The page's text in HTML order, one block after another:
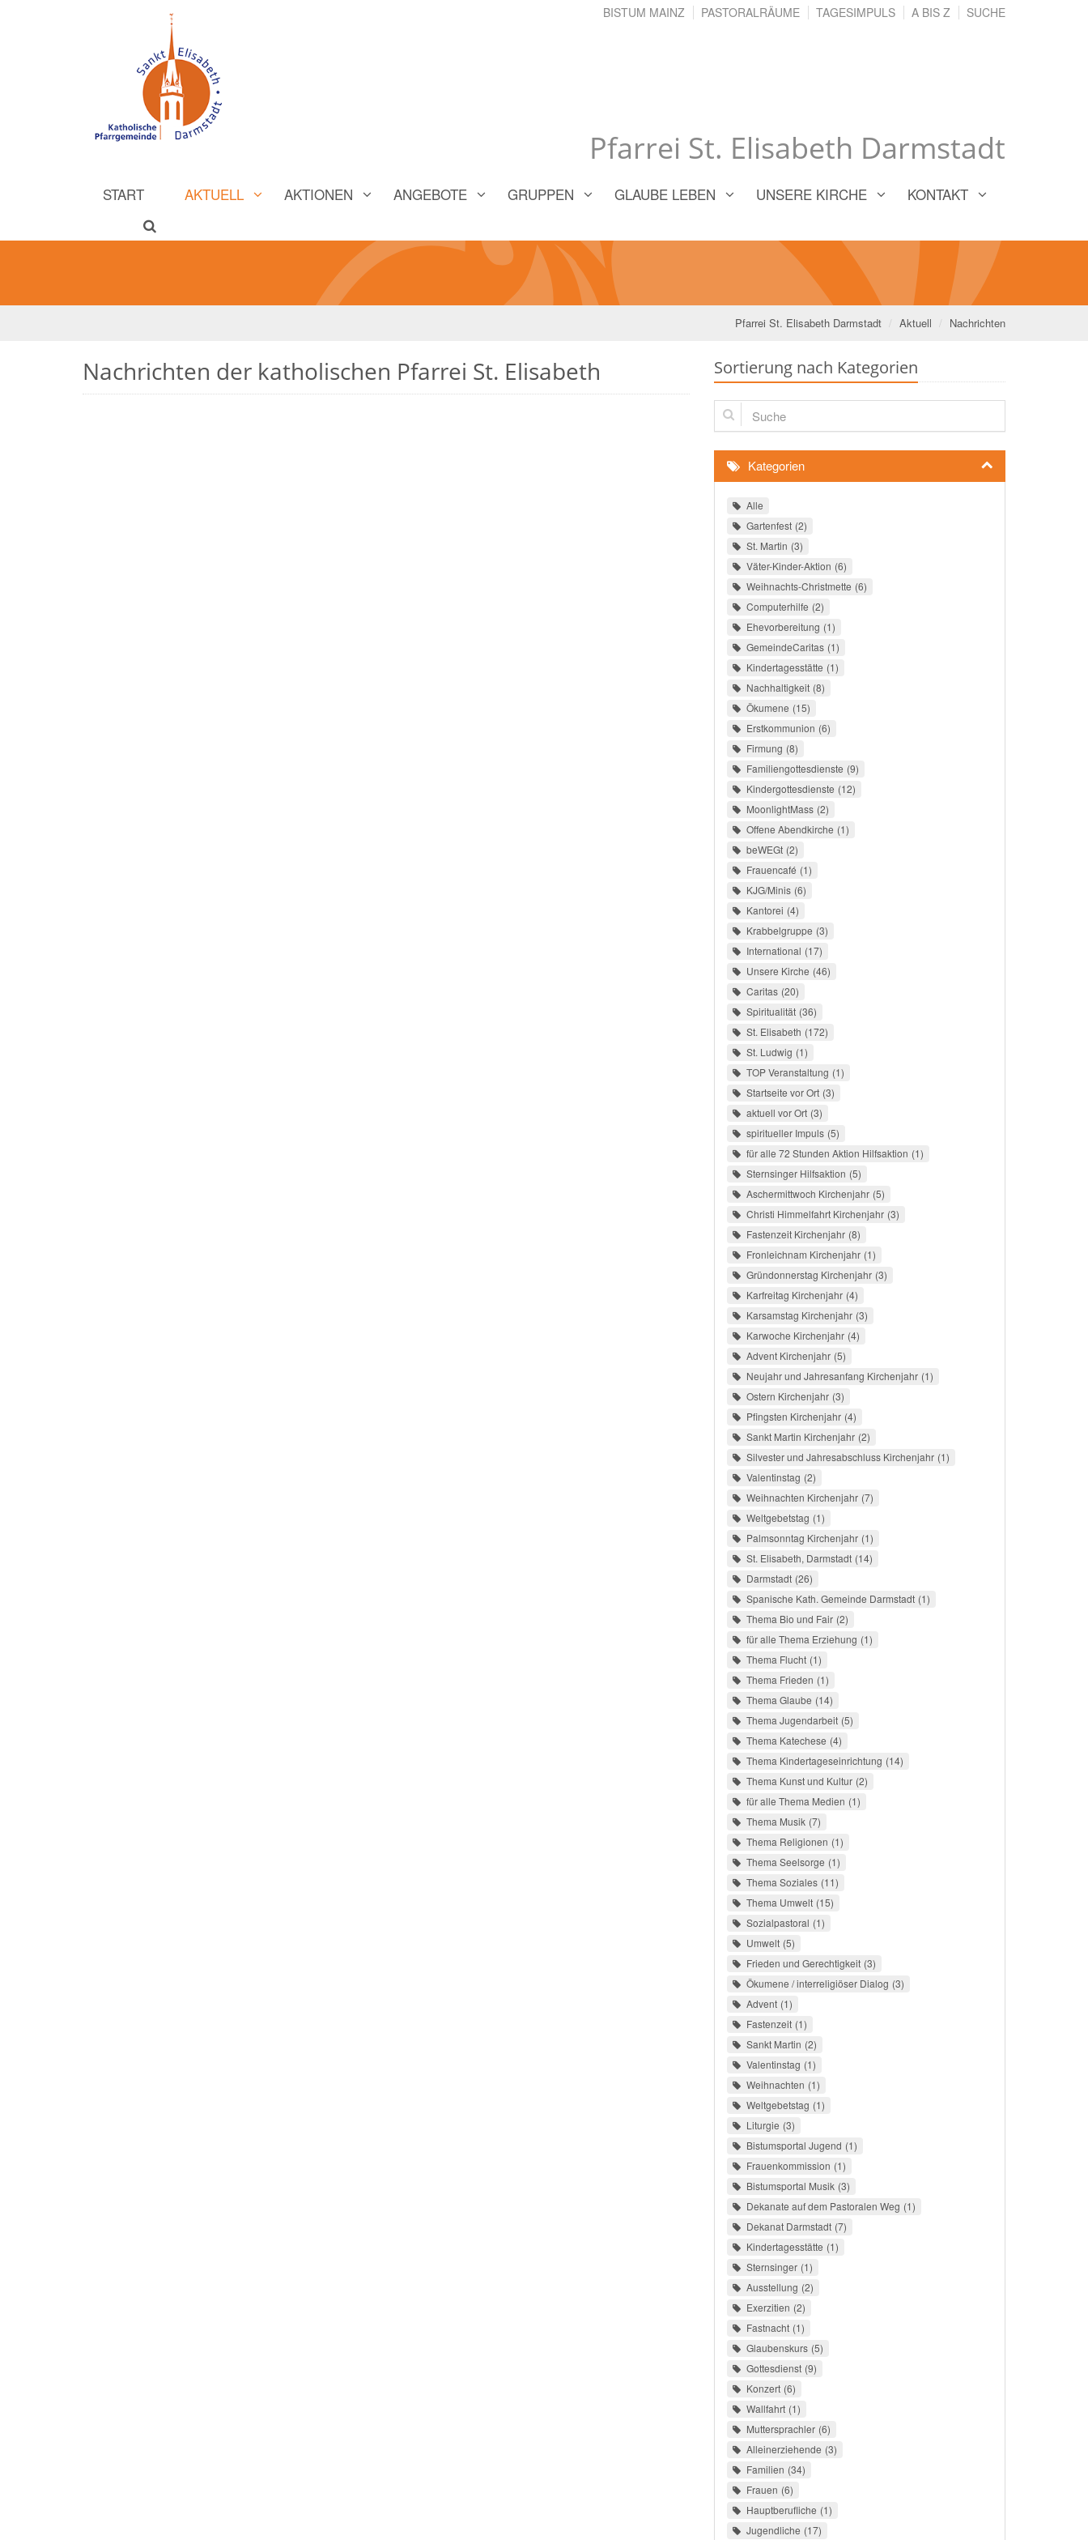
Pfarrei St. Elisabeth Darmstadt
BISTUM MAINZ PASTORALRÄUME TAGESIMPULS A BIS Z SUCHE
START AKTUELL AKTIONEN ANGEBOTE GRUPPEN GLAUBE LEBEN UNSERE KIRCHE KONTAKT
Pfarrei St. Elisabeth Darmstadt Aktuell Nachrichten
Nachrichten der katholischen Pfarrei St. Elisabeth Sortierung nach Kategorien
Suche
Kategorien
Alle
Gartenfest 2
St. Martin 3
Väter-Kinder-Aktion 6
Weihnachts-Christmette 6
Computerhilfe 2
Ehevorbereitung 1
GemeindeCaritas 1
Kindertagesstätte 1
Nachhaltigkeit 8
Ökumene 15
Erstkommunion 6
Firmung 8
Familiengottesdienste 9
Kindergottesdienste 12
MoonlightMass 2
Offene Abendkirche 1
beWEGt 2
Frauencafé 1
KJG/Minis 6
Kantorei 4
Krabbelgruppe 3
International 17
Unsere Kirche 46
Caritas 20
Spiritualität 36
St. Elisabeth 172
St. Ludwig 1
TOP Veranstaltung 1
Startseite vor Ort 3
aktuell vor Ort 3
spiritueller Impuls 5
für alle 72 Stunden Aktion Hilfsaktion 1
Sternsinger Hilfsaktion 5
Aschermittwoch Kirchenjahr 5
Christi Himmelfahrt Kirchenjahr 3
Fastenzeit Kirchenjahr 8
Fronleichnam Kirchenjahr 1
Gründonnerstag Kirchenjahr 3
Karfreitag Kirchenjahr 4
Karsamstag Kirchenjahr 3
Karwoche Kirchenjahr 4
Advent Kirchenjahr 5
Neujahr und Jahresanfang Kirchenjahr 1
Ostern Kirchenjahr 3
Pfingsten Kirchenjahr 4
Sankt Martin Kirchenjahr 2
Silvester und Jahresabschluss Kirchenjahr 1
Valentinstag 2
Weihnachten Kirchenjahr 7
Weltgebetstag 1
Palmsonntag Kirchenjahr 1
St. Elisabeth, Darmstadt 14
Darmstadt 26
Spanische Kath. Gemeinde Darmstadt 1
Thema Bio und Fair 2
für alle Thema Erziehung 1
Thema Flucht 1
Thema Frieden 1
Thema Glaube 14
Thema Jugendarbeit 5
Thema Katechese 4
Thema Kindertageseinrichtung 14
Thema Kunst und Kultur 2
für alle Thema Medien 1
Thema Musik 7
Thema Religionen 1
Thema Seelsorge 1
Thema Soziales 11
Thema Umwelt 15
Sozialpastoral 1
Umwelt 5
Frieden und Gerechtigkeit 3
Ökumene / interreligiöser Dialog 3
Advent 1
Fastenzeit 1
Sankt Martin 2
Valentinstag 1
Weihnachten 1
Weltgebetstag 1
Liturgie 3
Bistumsportal Jugend 1
Frauenkommission 1
Bistumsportal Musik 3
Dekanate auf dem Pastoralen Weg 1
Dekanat Darmstadt 7
Kindertagesstätte 1
Sternsinger 1
Ausstellung 2
Exerzitien 2
Fastnacht 1
Glaubenskurs 5
Gottesdienst 9
Konzert 6
Wallfahrt 1
Muttersprachler 6
Alleinerziehende 3
Familien 34
Frauen 6
Hauptberufliche 1
Jugendliche 17